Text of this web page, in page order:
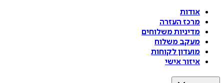
אודות
מרכז העזרה
מדיניות משלוחים
מעקב משלוח
מועדון לקוחות
איזור אישי